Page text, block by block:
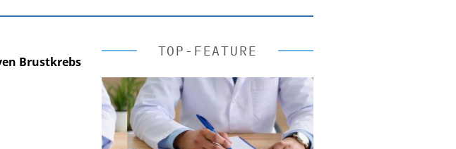
Brustkrebs
TOP-FEATURE